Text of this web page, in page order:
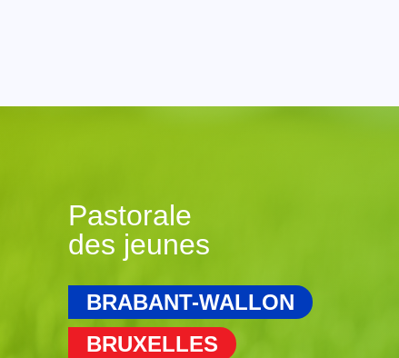
Pastorale
des jeunes
BRABANT-WALLON
BRUXELLES